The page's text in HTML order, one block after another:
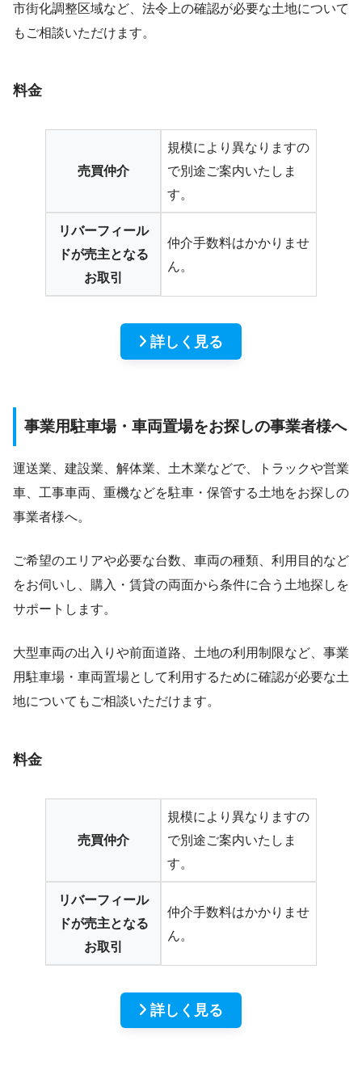
市街化調整区域など、法令上の確認が必要な土地について
もご相談いただけます。
料金
売買仲介
規模により異なりますの
で別途ご案内いたしま
す。
リバーフィール
ドが売主となる
お取引
仲介手数料はかかりませ
ん。
詳しく見る
事業用駐車場・車両置場をお探しの事業者様へ
運送業、建設業、解体業、土木業などで、トラックや営業
車、工事車両、重機などを駐車・保管する土地をお探しの
事業者様へ。
ご希望のエリアや必要な台数、車両の種類、利用目的など
をお伺いし、購入・賃貸の両面から条件に合う土地探しを
サポートします。
大型車両の出入りや前面道路、土地の利用制限など、事業
用駐車場・車両置場として利用するために確認が必要な土
地についてもご相談いただけます。
料金
売買仲介
規模により異なりますの
で別途ご案内いたしま
す。
リバーフィール
ドが売主となる
お取引
仲介手数料はかかりませ
ん。
詳しく見る